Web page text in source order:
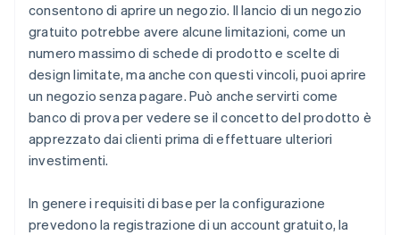
consentono di aprire un negozio. Il lancio di un negozio
gratuito potrebbe avere alcune limitazioni, come un
numero massimo di schede di prodotto e scelte di
design limitate, ma anche con questi vincoli, puoi aprire
un negozio senza pagare. Può anche servirti come
banco di prova per vedere se il concetto del prodotto è
apprezzato dai clienti prima di effettuare ulteriori
investimenti.
In genere i requisiti di base per la configurazione
prevedono la registrazione di un account gratuito, la